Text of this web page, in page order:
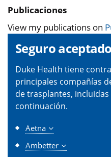
Publicaciones
View my publications on
Seguro aceptado
Duke Health tiene
principales compañías
de trasplantes,
continuación.
Aetna
Ambetter